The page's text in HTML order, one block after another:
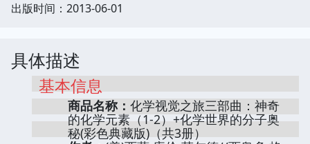
出版时间：2013-06-01
具体描述
基本信息
商品名称： 化学视觉之旅三部曲：神奇
的化学元素（1-2）+化学世界的分子奥
秘(彩色典藏版)（共3册）